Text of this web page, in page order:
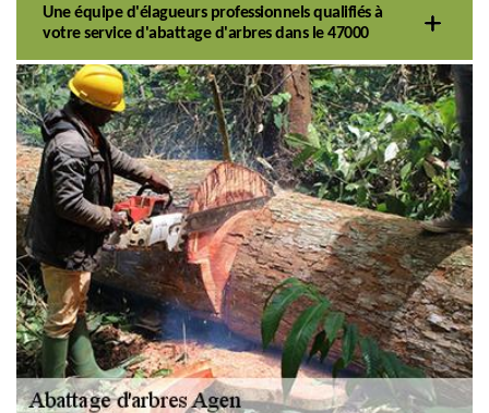
Une équipe d'élagueurs professionnels qualifiés à
votre service d'abattage d'arbres dans le 47000